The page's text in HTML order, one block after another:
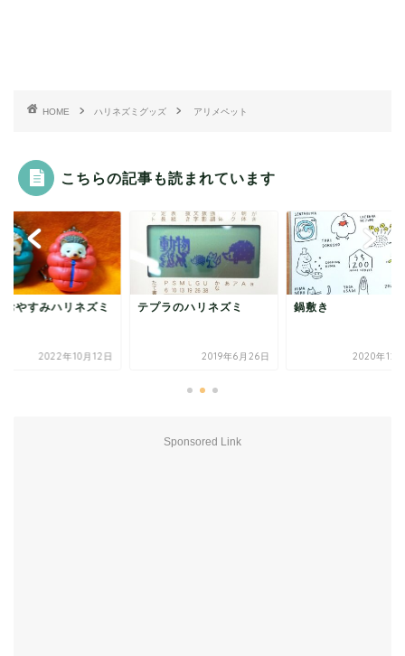
HOME ハリネズミグッズ アリメペット
こちらの記事も読まれています
おやすみハリネズミ
2022年10月12日
テプラのハリネズミ
2019年6月26日
鍋敷き
2020年12
Sponsored Link